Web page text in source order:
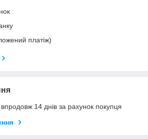
платіж)
14 днів за рахунок покупця